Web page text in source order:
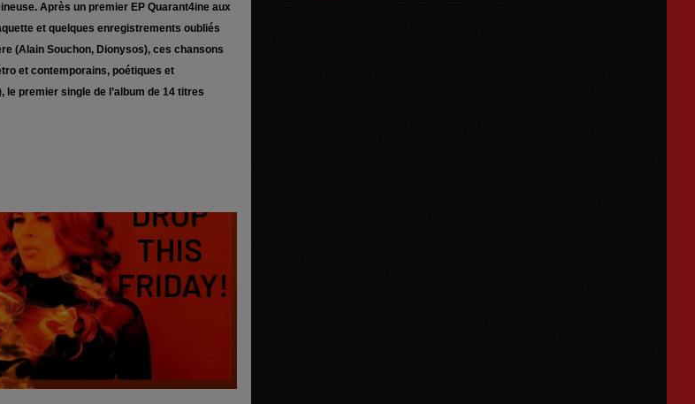
Après un premier EP Quarant4ine aux
et quelques enregistrements oubliés
(Alain Souchon, Dionysos), ces chansons
et contemporains, poétiques et
premier single de l’album de 14 titres